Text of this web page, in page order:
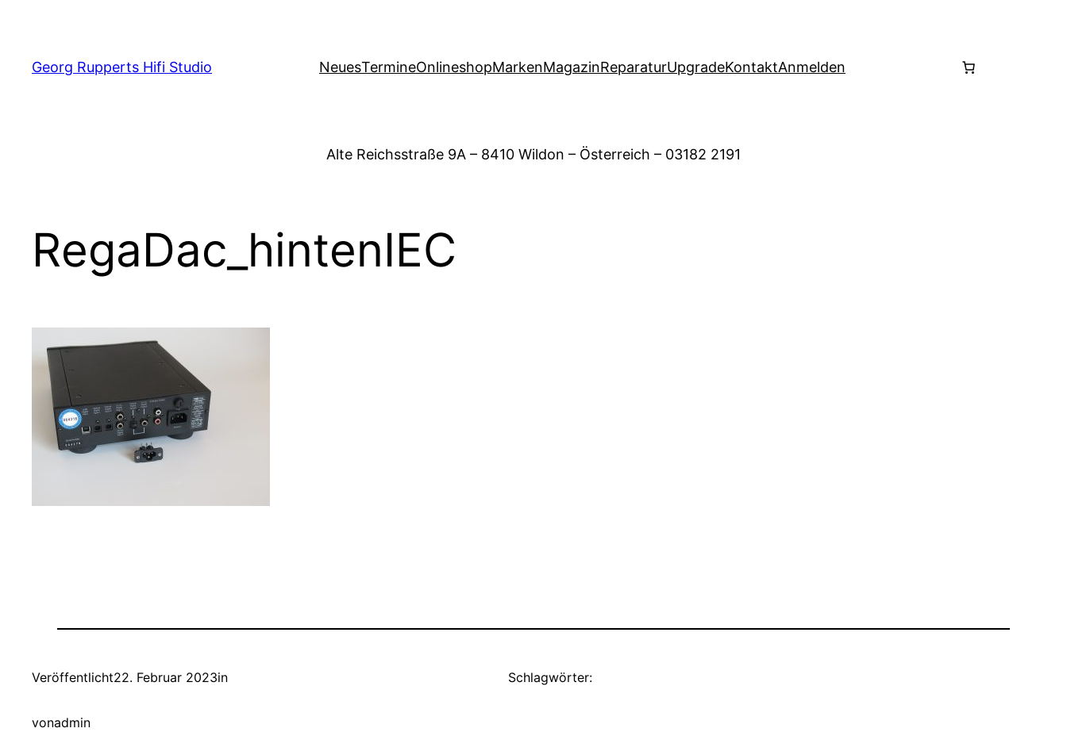
springen
Georg Rupperts Hifi Studio NeuesTermineOnlineshopMarkenMagazinReparaturUpgradeKontaktAnmelden
Alte Reichsstraße 9A – 8410 Wildon – Österreich – 03182 2191
RegaDac_hintenIEC
Veröffentlicht22. Februar 2023in
vonadmin
Schlagwörter: